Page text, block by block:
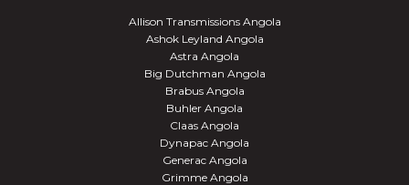
Allison Transmissions Angola
Ashok Leyland Angola
Astra Angola
Big Dutchman Angola
Brabus Angola
Buhler Angola
Claas Angola
Dynapac Angola
Generac Angola
Grimme Angola